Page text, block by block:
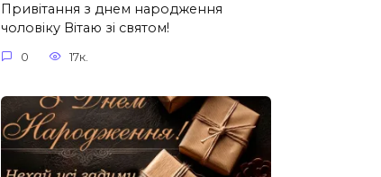
Привітання з днем народження
чоловіку Вітаю зі святом!
0 17к.